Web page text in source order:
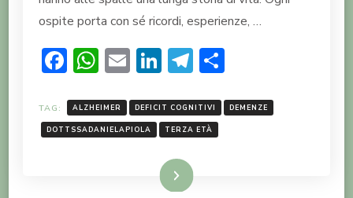
ospite porta con sé ricordi, esperienze, …
Facebook
WhatsApp
EmailLinkedIn
Telegram
TAG: ALZHEIMER DEFICIT COGNITIVI DEMENZE
DOTTSSADANIELAPIOLA TERZA ETÀ
LEGGI TUTTO